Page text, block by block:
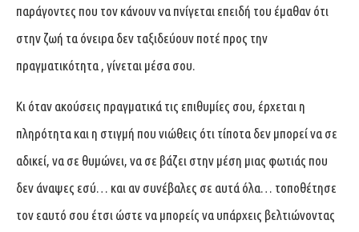
παράγοντες που τον κάνουν να πνίγεται επειδή του έμαθαν ότι
στην ζωή τα όνειρα δεν ταξιδεύουν ποτέ προς την
πραγματικότητα , γίνεται μέσα σου.
Κι όταν ακούσεις πραγματικά τις επιθυμίες σου, έρχεται η
πληρότητα και η στιγμή που νιώθεις ότι τίποτα δεν μπορεί να σε
αδικεί, να σε θυμώνει, να σε βάζει στην μέση μιας φωτιάς που
δεν άναψες εσύ… και αν συνέβαλες σε αυτά όλα… τοποθέτησε
τον εαυτό σου έτσι ώστε να μπορείς να υπάρχεις βελτιώνοντας